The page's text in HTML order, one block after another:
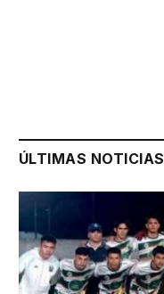
ÚLTIMAS NOTICIAS